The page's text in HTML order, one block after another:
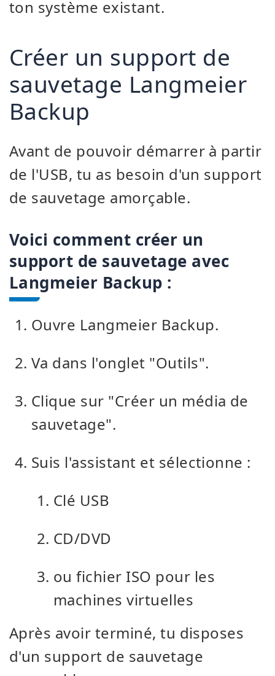
ton système existant.
Créer un support de
sauvetage Langmeier
Backup
Avant de pouvoir démarrer à partir
de l'USB, tu as besoin d'un support
de sauvetage amorçable.
Voici comment créer un
support de sauvetage avec
Langmeier Backup :
Ouvre Langmeier Backup.
Va dans l'onglet "Outils".
Clique sur "Créer un média de
sauvetage".
Suis l'assistant et sélectionne :
Clé USB
CD/DVD
ou fichier ISO pour les
machines virtuelles
Après avoir terminé, tu disposes
d'un support de sauvetage